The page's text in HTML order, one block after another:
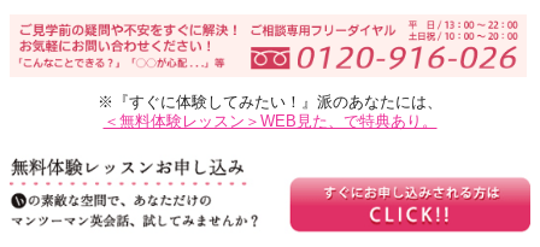
※『すぐに体験してみたい！』派のあなたには、
＜無料体験レッスン＞WEB見た、で特典あり。